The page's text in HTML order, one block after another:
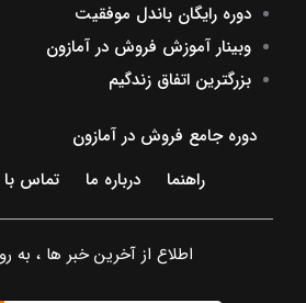
دوره رایگان باندل موفقیت
وبینار آموزش فروش در آمازون
بزرگترین اتفاق زندگیم
دوره جامع فروش در آمازون
راهنما
درباره ما تماس با
اطلاع از آخرین خبر ها ، به